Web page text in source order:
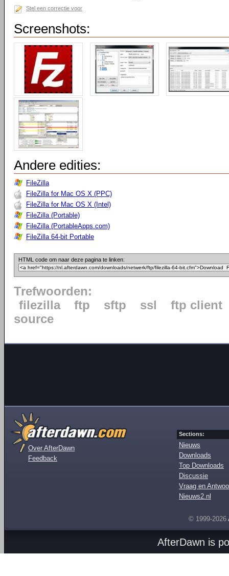
Stel een correctie voor
Screenshots:
Andere edities:
FileZilla
FileZilla for Mac OS X (PPC)
FileZilla for Mac OS X (Intel)
FileZilla (Portable)
FileZilla (PortableApps.com)
FileZilla 64-bit Portable
HTML code om naar deze pagina te linken:
Trefwoorden:
filezilla
ftp sftp ssl
ftp client
source
Over AfterDawn
Feedback
Sections:
Nieuws
Downloads
Top Downloads
Discussie
Vraag en
Nieuws2.nl
© 1999-2026
AfterDawn is